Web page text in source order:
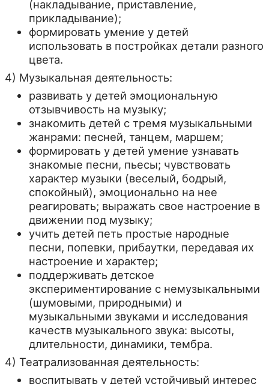
(накладывание, приставление,
прикладывание);
формировать умение у детей
использовать в постройках детали разного
цвета.
4) Музыкальная деятельность:
развивать у детей эмоциональную
отзывчивость на музыку;
знакомить детей с тремя музыкальными
жанрами: песней, танцем, маршем;
формировать у детей умение узнавать
знакомые песни, пьесы; чувствовать
характер музыки (веселый, бодрый,
спокойный), эмоционально на нее
реагировать; выражать свое настроение в
движении под музыку;
учить детей петь простые народные
песни, попевки, прибаутки, передавая их
настроение и характер;
поддерживать детское
экспериментирование с немузыкальными
(шумовыми, природными) и
музыкальными звуками и исследования
качеств музыкального звука: высоты,
длительности, динамики, тембра.
4) Театрализованная деятельность:
воспитывать у детей устойчивый интерес